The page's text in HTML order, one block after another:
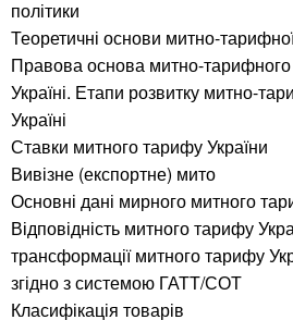
політики
Теоретичні основи митно-тарифної
Правова основа митно-
Україні. Етапи розвитку митно-
Україні
Ставки митного тарифу України
Вивізне (експортне) мито
Основні дані мирного митного
Відповідність митного тарифу
трансформації митного тарифу
згідно з системою ГАТТ/СОТ
Класифікація товарів